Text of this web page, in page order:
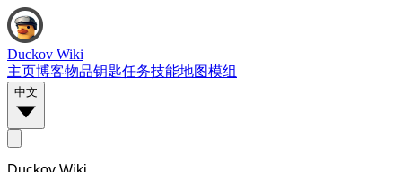
Duckov Wiki
主页博客物品钥匙任务技能地图模组
中文